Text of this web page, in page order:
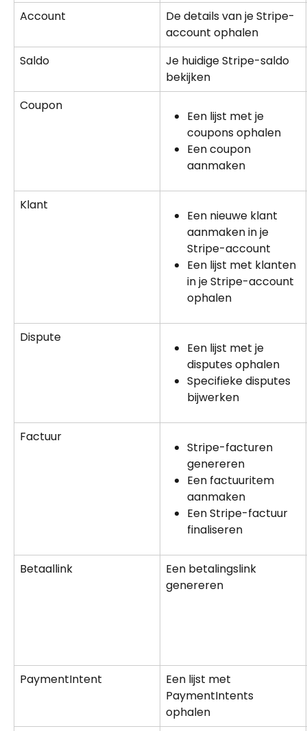
Account
De details van je Stripe-
account ophalen
Saldo
Je huidige Stripe-saldo
bekijken
Coupon
Een lijst met je
coupons ophalen
Een coupon
aanmaken
Klant
Een nieuwe klant
aanmaken in je
Stripe-account
Een lijst met klanten
in je Stripe-account
ophalen
Dispute
Een lijst met je
disputes ophalen
Specifieke disputes
bijwerken
Factuur
Stripe-facturen
genereren
Een factuuritem
aanmaken
Een Stripe-factuur
finaliseren
Betaallink
Een betalingslink
genereren
PaymentIntent
Een lijst met
PaymentIntents
ophalen